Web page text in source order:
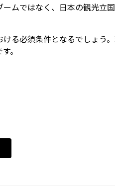
ムではなく、日本の観光立
る必須条件となるでしょう
。